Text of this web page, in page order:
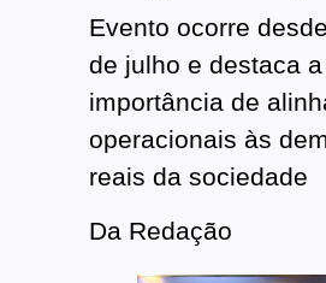
Evento ocorre
de julho e destaca a
importância de
operacionais às
reais da sociedade
Da Redação